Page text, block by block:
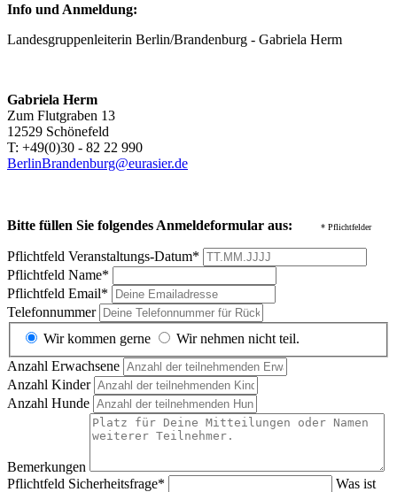
Info und Anmeldung:
Landesgruppenleiterin Berlin/Brandenburg - Gabriela Herm
Gabriela Herm
Zum Flutgraben 13
12529 Schönefeld
T: +49(0)30 - 82 22 990
BerlinBrandenburg@eurasier.de
Bitte füllen Sie folgendes Anmeldeformular aus: * Pflichtfelder
Pflichtfeld Veranstaltungs-Datum*
Pflichtfeld Name*
Pflichtfeld Email*
Telefonnummer
Wir kommen gerne
Wir nehmen nicht teil.
Anzahl Erwachsene
Anzahl Kinder
Anzahl Hunde
Bemerkungen
Pflichtfeld Sicherheitsfrage*
Was ist